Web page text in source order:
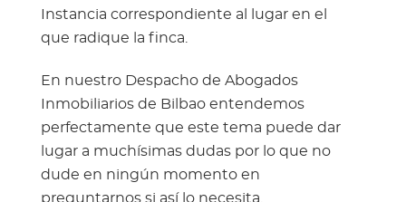
Instancia correspondiente al lugar en el
que radique la finca.
En nuestro Despacho de Abogados
Inmobiliarios de Bilbao entendemos
perfectamente que este tema puede dar
lugar a muchísimas dudas por lo que no
dude en ningún momento en
preguntarnos si así lo necesita.